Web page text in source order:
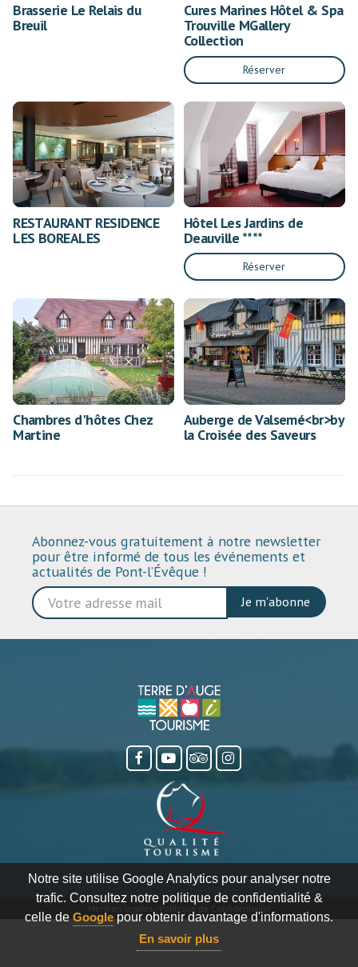
Notre site utilise Google Analytics pour analyser notre
trafic. Consultez notre politique de confidentialité &
celle de Google pour obtenir davantage d'informations.
En savoir plus
Brasserie Le Relais du
Breuil
Cures Marines Hôtel & Spa
Trouville MGallery
Collection
Réserver
RESTAURANT RESIDENCE
LES BOREALES
Hôtel Les Jardins de
Deauville ****
Réserver
Chambres d'hôtes Chez
Martine
Auberge de Valsemé<br>by
la Croisée des Saveurs
Abonnez-vous gratuitement à notre newsletter
pour être informé de tous les événements et
actualités de Pont-l’Évêque !
Je m'abonne
Politique de Confidentialité